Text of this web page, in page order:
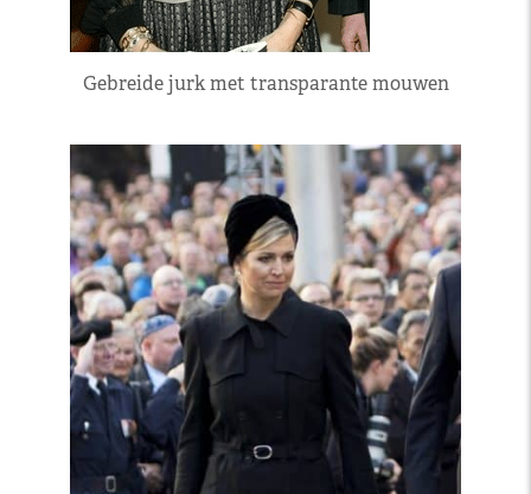
Gebreide jurk met transparante mouwen